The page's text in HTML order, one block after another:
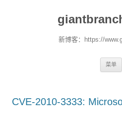
新博客：https://
菜单
CVE-2010-3333: